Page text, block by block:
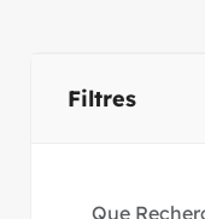
Filtres